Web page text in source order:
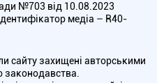
№703 від 10.08.2023
медіа – R40-
сайту захищені авторськими
законодавства.